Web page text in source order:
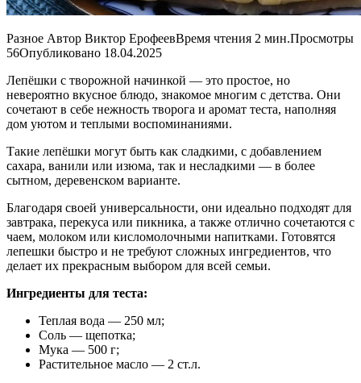
Разное Автор Виктор ЕрофеевВремя чтения 2 мин.Просмотры
56Опубликовано 18.04.2025
Лепёшки с творожной начинкой — это простое, но
невероятно вкусное блюдо, знакомое многим с детства. Они
сочетают в себе нежность творога и аромат теста, наполняя
дом уютом и теплыми воспоминаниями.
Такие лепёшки могут быть как сладкими, с добавлением
сахара, ванили или изюма, так и несладкими — в более
сытном, деревенском варианте.
Благодаря своей универсальности, они идеально подходят для
завтрака, перекуса или пикника, а также отлично сочетаются с
чаем, молоком или кисломолочными напитками. Готовятся
лепешки быстро и не требуют сложных ингредиентов, что
делает их прекрасным выбором для всей семьи.
Ингредиенты для теста:
Теплая вода — 250 мл;
Соль — щепотка;
Мука — 500 г;
Растительное масло — 2 ст.л.